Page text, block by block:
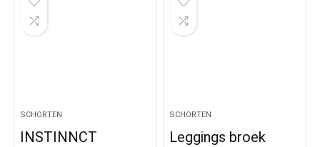
SCHORTEN
INSTINNCT
SCHORTEN
Leggings broek